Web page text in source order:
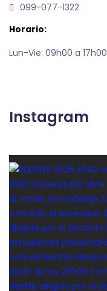
099-077-1322
Horario:
Lun-Vie: 09h00 a 17h00
Instagram